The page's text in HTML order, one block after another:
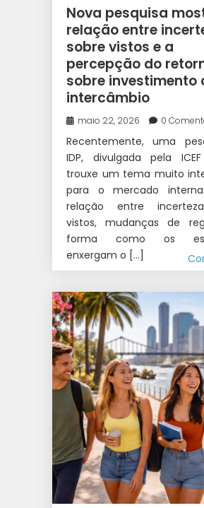
INTERCÂMBIO |WEST 1
INTERCÂMBIO
Nova pesquisa
relação entre
sobre vistos e a
percepção do
sobre investimento
intercâmbio
maio 22, 2026 0
Recentemente, uma
IDP, divulgada pela
trouxe um tema muito
para o mercado
relação entre
vistos, mudanças de
forma como os
enxergam o […]